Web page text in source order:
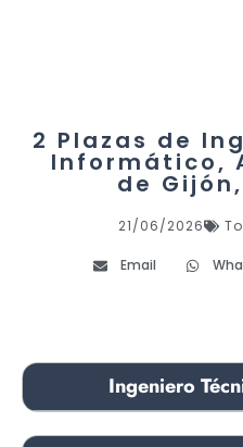
2 Plazas de
Informático,
de
21/06/2026
Email
Ingeniero